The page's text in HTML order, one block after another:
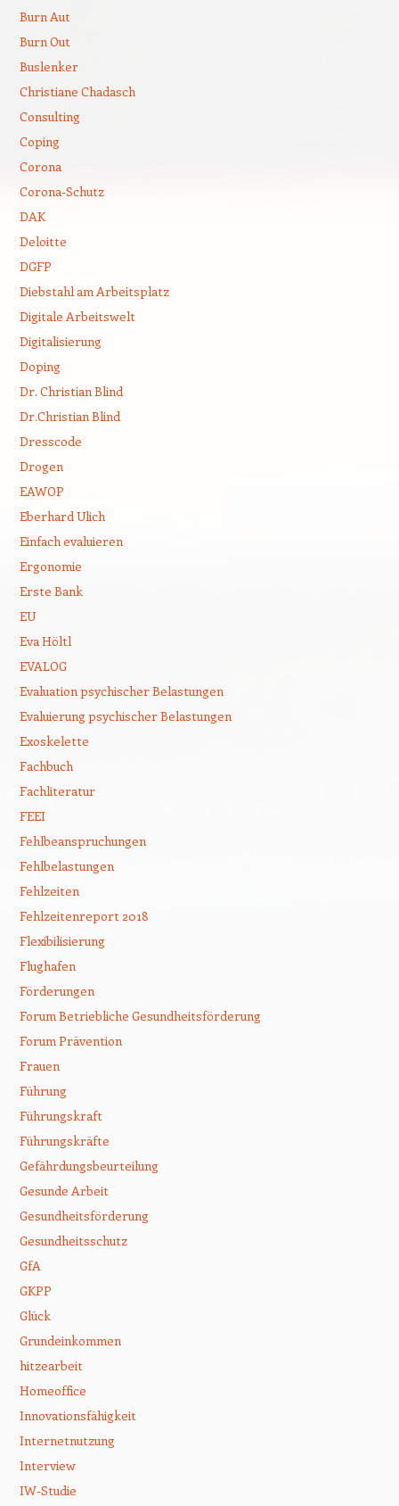
Burn Aut
Burn Out
Buslenker
Christiane Chadasch
Consulting
Coping
Corona
Corona-Schutz
DAK
Deloitte
DGFP
Diebstahl am Arbeitsplatz
Digitale Arbeitswelt
Digitalisierung
Doping
Dr. Christian Blind
Dr.Christian Blind
Dresscode
Drogen
EAWOP
Eberhard Ulich
Einfach evaluieren
Ergonomie
Erste Bank
EU
Eva Höltl
EVALOG
Evaluation psychischer Belastungen
Evaluierung psychischer Belastungen
Exoskelette
Fachbuch
Fachliteratur
FEEI
Fehlbeanspruchungen
Fehlbelastungen
Fehlzeiten
Fehlzeitenreport 2018
Flexibilisierung
Flughafen
Förderungen
Forum Betriebliche Gesundheitsförderung
Forum Prävention
Frauen
Führung
Führungskraft
Führungskräfte
Gefährdungsbeurteilung
Gesunde Arbeit
Gesundheitsförderung
Gesundheitsschutz
GfA
GKPP
Glück
Grundeinkommen
hitzearbeit
Homeoffice
Innovationsfähigkeit
Internetnutzung
Interview
IW-Studie